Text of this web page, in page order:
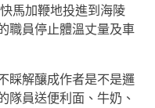
馬加鞭地投進到海陵
職員停止體溫丈量及車
睬解釀成作者是不是邏
隊員送便利面、牛奶、